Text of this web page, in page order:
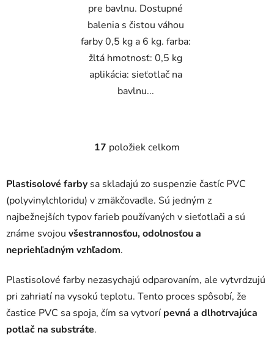
pre bavlnu. Dostupné
balenia s čistou váhou
farby 0,5 kg a 6 kg. farba:
žltá hmotnosť: 0,5 kg
aplikácia: sieťotlač na
bavlnu...
O
l
d
a
c
p
r
v
k
17 položiek celkom
Plastisolové farby sa skladajú zo suspenzie častíc PVC
(polyvinylchloridu) v zmäkčovadle. Sú jedným z
najbežnejších typov farieb používaných v sieťotlači a sú
známe svojou všestrannosťou, odolnosťou a
nepriehľadným vzhľadom.
Plastisolové farby nezasychajú odparovaním, ale vytvrdzujú
pri zahriatí na vysokú teplotu. Tento proces spôsobí, že
častice PVC sa spoja, čím sa vytvorí pevná a dlhotrvajúca
potlač na substráte.